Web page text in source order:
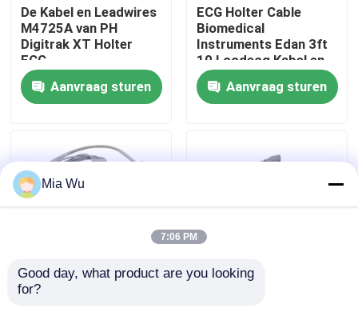
Fabrieksreis
Kwaliteitscontrole
Nieuws
Verzoek om een Citaat
De Kabel en Leadwires
M4725A van PH
Digitrak XT Holter
ECG
Aanvraag sturen
ECG Holter Cable
Biomedical
Instruments Edan 3ft
10 Loodecg Kabel en
Leadwires
Aanvraag sturen
Het Looddraad 10 van
Mia Wu
7:06 PM
Good day, what product are you looking
for?